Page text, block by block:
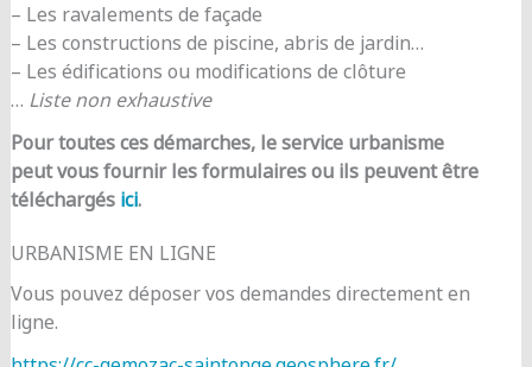
– Les ravalements de façade
– Les constructions de piscine, abris de jardin…
– Les édifications ou modifications de clôture
… Liste non exhaustive
Pour toutes ces démarches, le service urbanisme
peut vous fournir les formulaires ou ils peuvent être
téléchargés ici.
URBANISME EN LIGNE
Vous pouvez déposer vos demandes directement en
ligne.